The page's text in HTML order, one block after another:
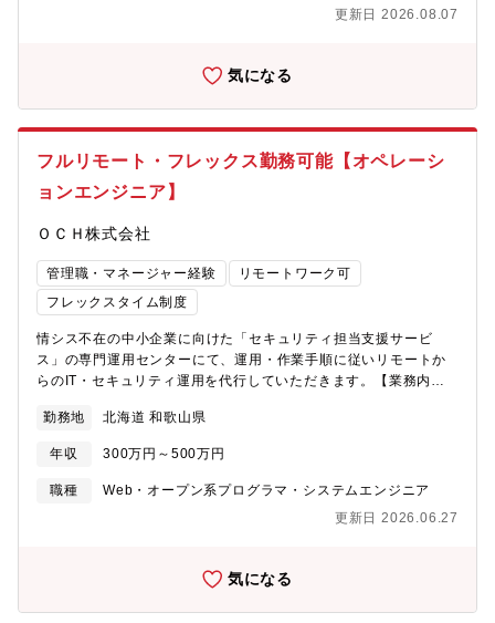
このような事業環境の中で、電池に求められる品質要件はますま
れています。また、製品安全・信頼性に関する法規制や顧客要求
験を持った人財を募集します。【この仕事を通じて得られるこ
と】車載・データセンター向けという高信頼性領域における品質
評価スキルを習得でき、電池の電気特性/安全性/信頼性に関する専
門的な知識を身につけることができます。また、評価データの解
析を通じて、統計分析やデータサイエンスのスキルを伸ばすこと
も可能で、脱炭素社会やAIインフラを支える電池品質に【職場の
雰囲気】■若手～ベテランまで幅広いメンバーが在籍し、フラット
に議論できる風通しの良い職場です■品質課題や評価結果につい
視しています■新しい評価手法やDX活用にも積極的にチャレンジ
する風土があり、改善提案が歓迎されます■リモートワークと出社
を組み合わせた柔軟な働き方も可能です
ータセンター向け円筒電池です。具体的には以下の業務を担当い
善施策の立案・推進■ビッグデータ解析による予兆・傾向管理の実
践と未然防止の推進■データを効果的に活用するためのシステム構
築やBIツールを使用したデータ活用基盤の構築【配属部門】モビ
リティエナジー事業部 品質保証部【品質保証部のミッション】
地球規模での脱炭素化の進展やAIの普及により、モビリティおよ
びデータインフラの電動化・高度化が急速に進んでいます。こう
した中で、電動化のキーとなるリチウムイオン電池は高い性能や
れらの社会インフラを支える電池の開発・製造を通じて持続可能
の中核として製品の安全性・信頼性を担保し、顧客価値を最大化
する「品質」を提供する役割を担っています。【顧客品質変革課
のミッション】自社工場と連携しながら、製品の品質評価・製品
審査を通じて製品の安全性・信頼性の確保と継続的な品質改善を
推進します。完成品の品質評価結果をもとに製造工程・設計・材
料などの源流にフィードバックを行い、品質を未然に作り込む仕
炭素化の流れにより自動車の電動化は引き続き拡大しています。
加えて生成AIの普及に伴い、データセンター向け蓄電システムの
需要も急速に拡大しています。パナソニックエナジーは車載電池
とデータセンター向け蓄電池の両領域を成長の柱とし、事業規模
る品質要件はますます高度化しており、単なる検査による品質保
証への変革が求められています。また、製品安全・信頼性に関す
る法規制や顧客要求も強化されており、品質保証の役割はますま
す重要性を増しています。従来の枠にとらわれない新たな品質保
更新日 2026.08.07
気になる
フルリモート・フレックス勤務可能【オペレーシ
ョンエンジニア】
ＯＣＨ株式会社
管理職・マネージャー経験
リモートワーク可
フレックスタイム制度
情シス不在の中小企業に向けた「セキュリティ担当支援サービ
ス」の専門運用センターにて、運用・作業手順に従いリモートか
らのIT・セキュリティ運用を代行していただきます。【業務内
ルを用いたパッチ運用、資産管理、およびEDR・UTM（ファイア
ウォール、Wi-Fi、VPN等）の運用・保守・アラート監視・ヘルプ
デスク・トラブル対応： 異常検知時の一次対応・端末隔離や、
顧客からのPC・ネットワークに関する問い合わせ（電話・メー
ネットワーク脆弱性診断の実施と、客観的なデータに基づくセキ
ノベーション）： 業務の属人化を防ぐための運用回りの仕組み
作り、既存業務のDX化（業務効率改善）、マニュアルや社内シス
テム構成図の作成支援【募集背景】新サービスリリースに伴うメ
勤務地 北海道 和歌山県
年収 300万円～500万円
職種
Web・オープン系プログラマ・システムエンジニア
更新日 2026.06.27
気になる